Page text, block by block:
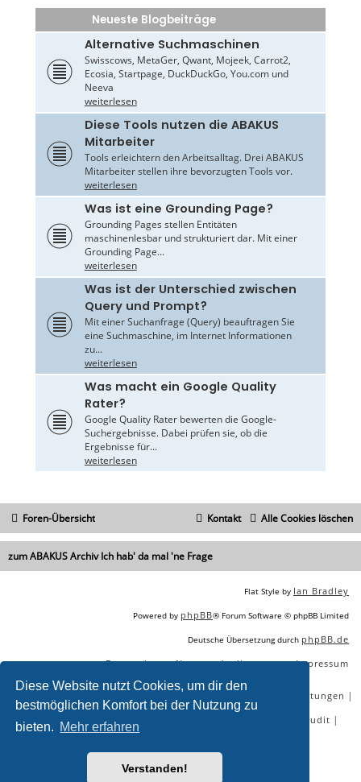
Diese Website nutzt Cookies, um dir den
bestmöglichen Komfort bei der Nutzung zu
bieten. Mehr erfahren
Verstanden!
Neueste Blogbeiträge
Alternative Suchmaschinen
Swisscows, MetaGer, Qwant, Mojeek, Carrot2,
Ecosia, Startpage, DuckDuckGo, You.com und
Neeva
weiterlesen
Diese Tools nutzen die ABAKUS
Mitarbeiter
Tools erleichtern den Arbeitsalltag. Drei ABAKUS
Mitarbeiter stellen ihre bevorzugten Tools vor.
weiterlesen
Was ist eine Grounding Page?
Grounding Pages stellen Entitäten
maschinenlesbar und strukturiert dar. Mit einer
Grounding Page...
weiterlesen
Was ist der Unterschied zwischen
Query und Prompt?
Mit einer Suchanfrage (Query) beauftragen Sie
eine Suchmaschine, im Internet Informationen
zu...
weiterlesen
Was macht ein Google Quality
Rater?
Google Quality Rater bewerten die Google-
Suchergebnisse. Dabei prüfen sie, ob die
Ergebnisse für...
weiterlesen
Foren-Übersicht Alle Cookies löschen
Kontakt
zum ABAKUS Archiv Ich hab' da mal 'ne Frage
Flat Style by Ian Bradley
Powered by phpBB® Forum Software © phpBB Limited
Deutsche Übersetzung durch phpBB.de
Datenschutz|Nutzungsbedingungen|Impressum
SEO Online Tools SEO Dienstleistungen |
SEO Workshops | SEO Beratung SEO Audit |